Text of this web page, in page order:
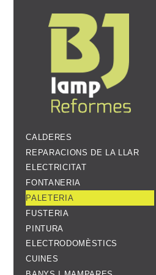
CALDERES
REPARACIONS DE LA LLAR
ELECTRICITAT
FONTANERIA
PALETERIA
FUSTERIA
PINTURA
ELECTRODOMÈSTICS
CUINES